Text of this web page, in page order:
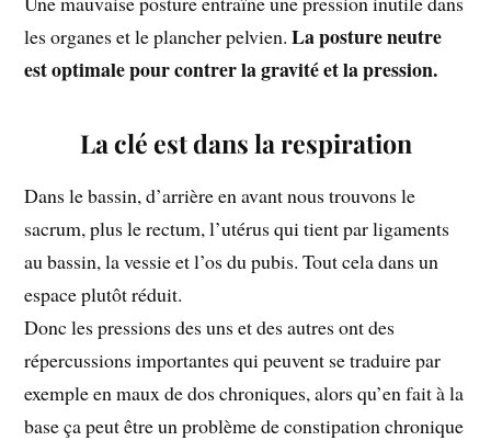
les organes et le plancher pelvien.La posture neutre
est optimale pour contrer la gravité et la pression.
La clé est dans la respiration
Dans le bassin, d’arrière en avant nous trouvons le
sacrum, plus le rectum, l’utérus qui tient par ligaments
au bassin, la vessie et l’os du pubis. Tout cela dans un
espace plutôt réduit.
Donc les pressions des uns et des autres ont des
répercussions importantes qui peuvent se traduire par
exemple en maux de dos chroniques, alors qu’en fait à la
base ça peut être un problème de constipation chronique